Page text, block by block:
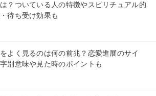
？ついている人の特徴やスピリチュアル的
待ち受け効果も
よく見るのは何の前兆？恋愛進展のサイ
別意味や見た時のポイントも